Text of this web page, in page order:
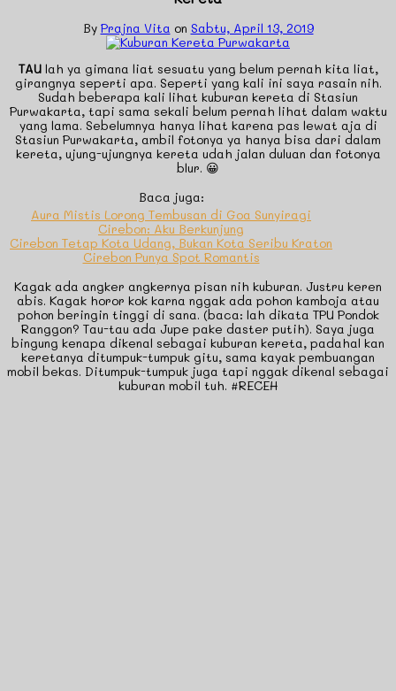
By Prajna Vita on Sabtu, April 13, 2019
TAUlah ya gimana liat sesuatu yang belum pernah kita liat,
girangnya seperti apa. Seperti yang kali ini saya rasain nih.
Sudah beberapa kali lihat kuburan kereta di Stasiun
Purwakarta, tapi sama sekali belum pernah lihat dalam waktu
yang lama. Sebelumnya hanya lihat karena pas lewat aja di
Stasiun Purwakarta, ambil fotonya ya hanya bisa dari dalam
kereta, ujung-ujungnya kereta udah jalan duluan dan fotonya
blur. 😀
Baca juga:
Aura Mistis Lorong Tembusan di Goa Sunyiragi
Cirebon: Aku Berkunjung
Cirebon Tetap Kota Udang, Bukan Kota Seribu Kraton
Cirebon Punya Spot Romantis
Kagak ada angker angkernya pisan nih kuburan. Justru keren
abis. Kagak horor kok karna nggak ada pohon kamboja atau
pohon beringin tinggi di sana. (baca: lah dikata TPU Pondok
Ranggon? Tau-tau ada Jupe pake daster putih). Saya juga
bingung kenapa dikenal sebagai kuburan kereta, padahal kan
keretanya ditumpuk-tumpuk gitu, sama kayak pembuangan
mobil bekas. Ditumpuk-tumpuk juga tapi nggak dikenal sebagai
kuburan mobil tuh. #RECEH